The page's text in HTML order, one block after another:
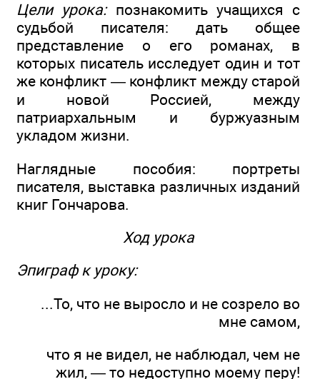
Цели урока:познакомить учащихся с
судьбой писателя: дать общее
представление о его романах, в
которых писатель исследует один и тот
же конфликт — конфликт между старой
и новой Россией, между
патриархальным и буржуазным
укладом жизни.
Наглядные пособия: портреты
писателя, выставка различных изданий
книг Гончарова.
Ход урока
Эпиграф к уроку:
...То, что не выросло и не созрело во
мне самом,
что я не видел, не наблюдал, чем не
жил, — то недоступно моему перу!